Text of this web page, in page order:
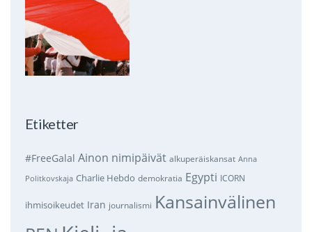
Etiketter
#FreeGalal Ainon nimipäivät alkuperäiskansat Anna
Politkovskaja Charlie Hebdo demokratia Egypti ICORN
ihmisoikeudet Iran journalismi Kansainvälinen